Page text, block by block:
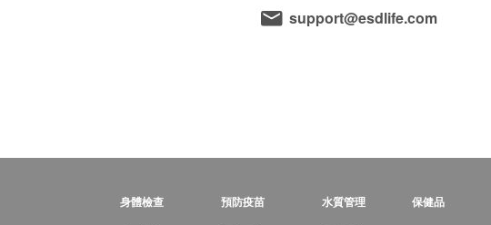
support@esdlife.com
身體檢查 預防疫苗 水質管理 保健品